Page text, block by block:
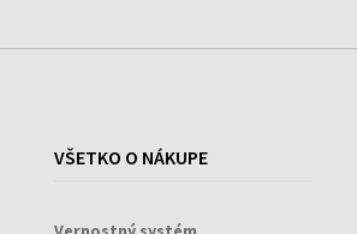
VŠETKO O NÁKUPE